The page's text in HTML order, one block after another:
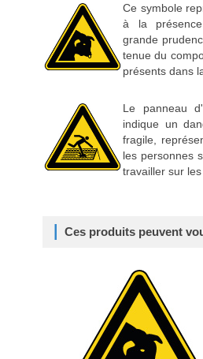
Ce symbole
à la
grande
tenue du
présents dans
Le panneau
indique un
fragile,
les personnes
travailler sur
Ces produits peuvent